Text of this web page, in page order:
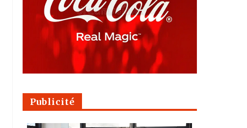
Publicité